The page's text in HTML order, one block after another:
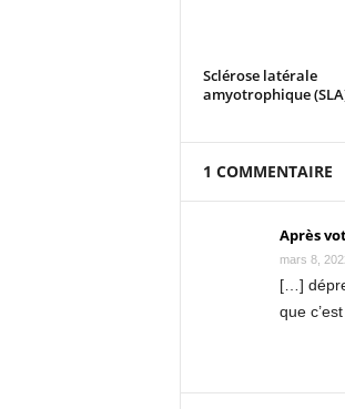
Sclérose latérale
amyotrophique
1 COMMENTAIRE
Après
mars 8,
[…]
que